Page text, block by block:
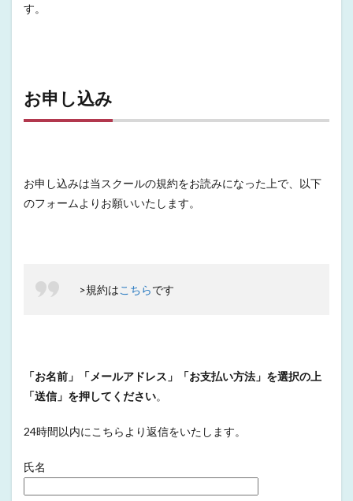
す。
お申し込み
お申し込みは当スクールの規約をお読みになった上で、以下
のフォームよりお願いいたします。
>規約はこちらです
「お名前」「メールアドレス」「お支払い方法」を選択の上
「送信」を押してください。
24時間以内にこちらより返信をいたします。
氏名